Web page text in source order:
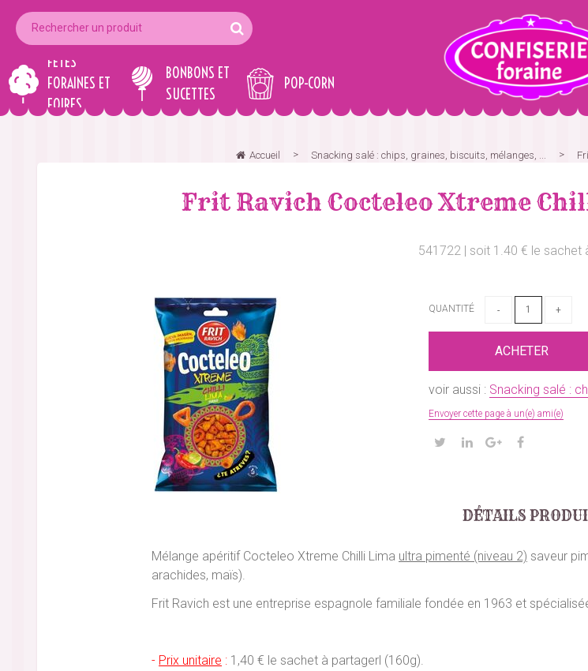
FÊTES
FORAINES ET
FOIRES
BONBONS ET
SUCETTES
POP-CORN
Accueil Snacking salé : chips, graines, biscuits, mélanges, ...
Frit Ravich Cocteleo Xtreme
541722 | soit 1.40 € le sachet
QUANTITÉ
voir aussi : Snacking salé :
Envoyer cette page à un(e) ami(e)
DÉTAILS
Mélange apéritif Cocteleo Xtreme Chilli Lima ultra pimenté (niveau 2) saveur
arachides, maïs).
Frit Ravich est une entreprise espagnole familiale fondée en 1963 et
- Prix unitaire : 1,40 € le sachet à partagerl (160g).